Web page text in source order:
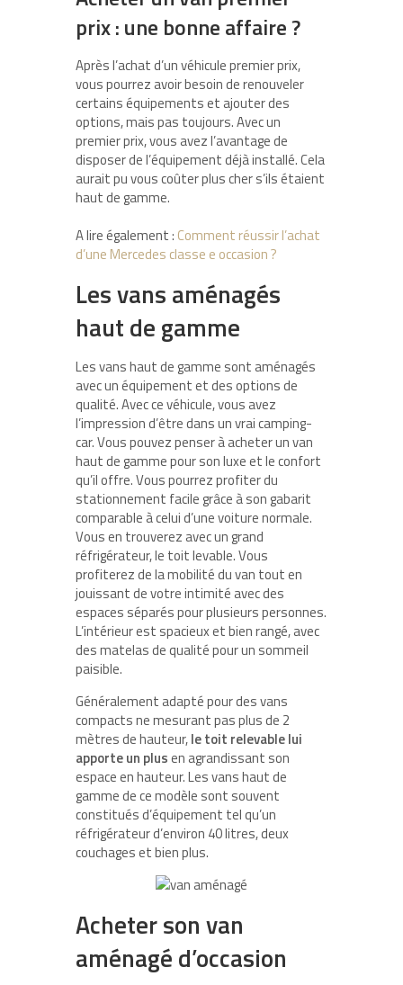
prix : une bonne affaire ?
Après l’achat d’un véhicule premier prix,
vous pourrez avoir besoin de renouveler
certains équipements et ajouter des
options, mais pas toujours. Avec un
premier prix, vous avez l’avantage de
disposer de l’équipement déjà installé. Cela
aurait pu vous coûter plus cher s’ils étaient
haut de gamme.
A lire également : Comment réussir l’achat
d’une Mercedes classe e occasion ?
Les vans aménagés
haut de gamme
Les vans haut de gamme sont aménagés
avec un équipement et des options de
qualité. Avec ce véhicule, vous avez
l’impression d’être dans un vrai camping-
car. Vous pouvez penser à acheter un van
haut de gamme pour son luxe et le confort
qu’il offre. Vous pourrez profiter du
stationnement facile grâce à son gabarit
comparable à celui d’une voiture normale.
Vous en trouverez avec un grand
réfrigérateur, le toit levable. Vous
profiterez de la mobilité du van tout en
jouissant de votre intimité avec des
espaces séparés pour plusieurs personnes.
L’intérieur est spacieux et bien rangé, avec
des matelas de qualité pour un sommeil
paisible.
Généralement adapté pour des vans
compacts ne mesurant pas plus de 2
mètres de hauteur,le toit relevable lui
apporte un plusen agrandissant son
espace en hauteur. Les vans haut de
gamme de ce modèle sont souvent
constitués d’équipement tel qu’un
réfrigérateur d’environ 40 litres, deux
couchages et bien plus.
Acheter son van
aménagé d’occasion